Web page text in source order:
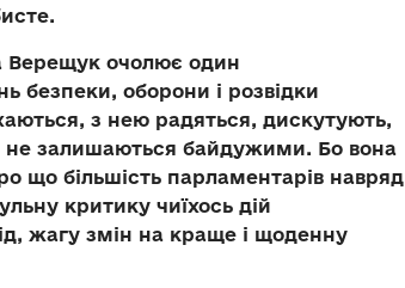
Верещук очолює один
безпеки, оборони і розвідки
з нею радяться, дискутують,
не залишаються байдужими. Бо вона
що більшість парламентарів навряд
критику чиїхось дій
жагу змін на краще і щоденну